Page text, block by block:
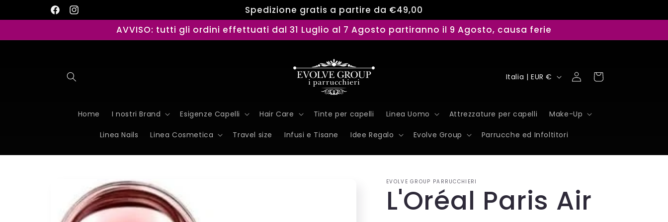
direttamente
ai contenutiFacebookInstagram
Spedizione gratis a partire da €49,00
AVVISO: tutti gli ordini effettuati dal 31 Luglio al 7 Agosto partiranno il 9 Agosto, causa ferie
Home I nostri Brand Esigenze Capelli Hair Care Tinte per capelli Linea Uomo Attrezzature per capelli Make-Up
Linea Nails Linea Cosmetica Travel size Infusi e Tisane Idee Regalo Evolve Group Parrucche ed Infoltitori
P
e
s
e
A
r
Italia | EUR € Accedi Carrello
informazioni
prodotto
EVOLVE GROUP PARRUCCHIERI
L'Oréal Paris Air